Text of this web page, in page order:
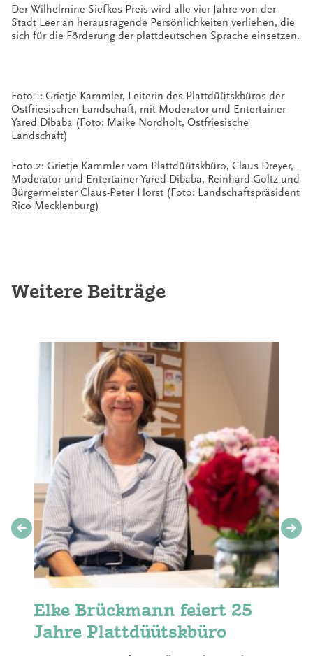
Der Wilhelmine-Siefkes-Preis wird alle vier Jahre von der
Stadt Leer an herausragende Persönlichkeiten verliehen, die
sich für die Förderung der plattdeutschen Sprache einsetzen.
Foto 1: Grietje Kammler, Leiterin des Plattdüütskbüros der
Ostfriesischen Landschaft, mit Moderator und Entertainer
Yared Dibaba (Foto: Maike Nordholt, Ostfriesische
Landschaft)
Foto 2: Grietje Kammler vom Plattdüütskbüro, Claus Dreyer,
Moderator und Entertainer Yared Dibaba, Reinhard Goltz und
Bürgermeister Claus-Peter Horst (Foto: Landschaftspräsident
Rico Mecklenburg)
Weitere Beiträge
Elke Brückmann feiert 25
Jahre Plattdüütskbüro